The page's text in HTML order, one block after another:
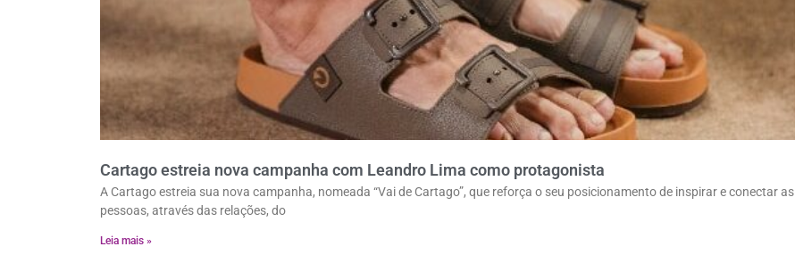
Cartago estreia nova campanha com Leandro Lima como protagonista
A Cartago estreia sua nova campanha, nomeada “Vai de Cartago”, que reforça o seu posicionamento de inspirar e conectar as
pessoas, através das relações, do
Leia mais »